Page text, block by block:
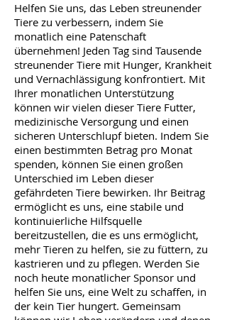
Helfen Sie uns, das Leben streunender
Tiere zu verbessern, indem Sie
monatlich eine Patenschaft
übernehmen! Jeden Tag sind Tausende
streunender Tiere mit Hunger, Krankheit
und Vernachlässigung konfrontiert. Mit
Ihrer monatlichen Unterstützung
können wir vielen dieser Tiere Futter,
medizinische Versorgung und einen
sicheren Unterschlupf bieten. Indem Sie
einen bestimmten Betrag pro Monat
spenden, können Sie einen großen
Unterschied im Leben dieser
gefährdeten Tiere bewirken. Ihr Beitrag
ermöglicht es uns, eine stabile und
kontinuierliche Hilfsquelle
bereitzustellen, die es uns ermöglicht,
mehr Tieren zu helfen, sie zu füttern, zu
kastrieren und zu pflegen. Werden Sie
noch heute monatlicher Sponsor und
helfen Sie uns, eine Welt zu schaffen, in
der kein Tier hungert. Gemeinsam